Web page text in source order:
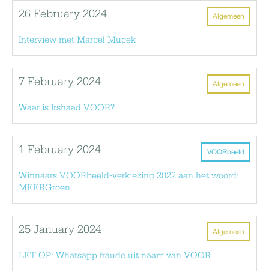
Algemeen
26 February 2024
Interview met Marcel Mucek
Algemeen
7 February 2024
Waar is Irshaad VOOR?
VOORbeeld
1 February 2024
Winnaars VOORbeeld-verkiezing 2022 aan het woord:
MEERGroen
Algemeen
25 January 2024
LET OP: Whatsapp fraude uit naam van VOOR